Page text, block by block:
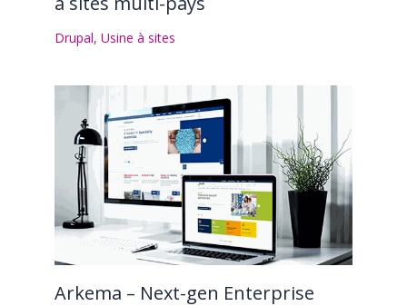
Drupal, Usine à sites
Arkema – Next-gen Enterprise